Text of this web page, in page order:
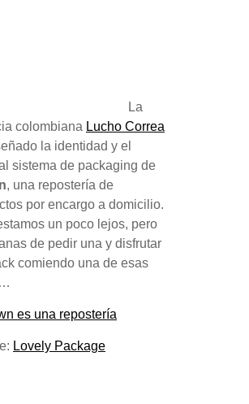
La
colombiana Lucho Correa
la identidad y el
sistema de packaging de
, una repostería de
por encargo a domicilio.
un poco lejos, pero
de pedir una y disfrutar
comiendo una de esas
es una repostería
Lovely Package